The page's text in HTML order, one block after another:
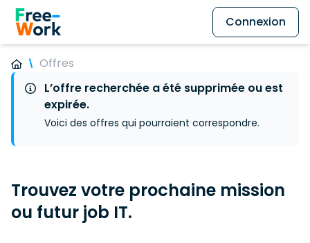
Connexion
Offres
L’offre recherchée a été supprimée ou est
expirée.
Voici des offres qui pourraient correspondre.
Trouvez votre prochaine mission
ou futur job IT.